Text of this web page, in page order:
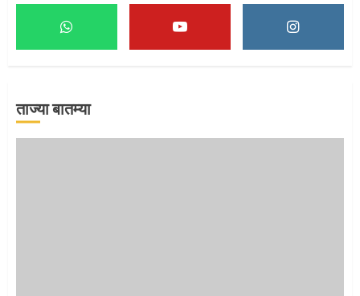
माऊलींच्या पादुकांना नीरा स्नान
ताज्या बातम्या